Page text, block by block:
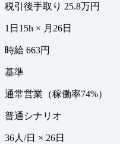
税引後手取り 25.8万円
1日15h × 月26日
時給 663円
基準
通常営業（稼働率74%）
普通シナリオ
36人/日 × 26日